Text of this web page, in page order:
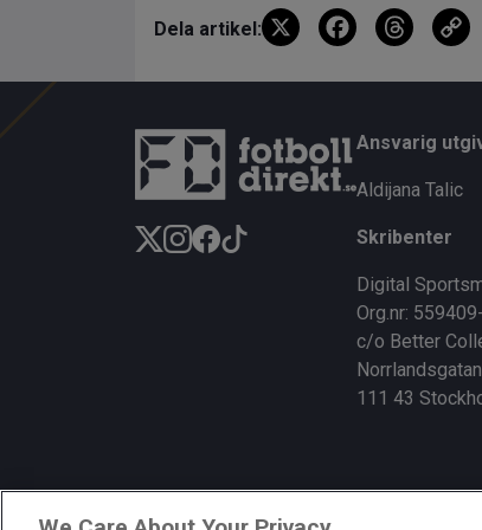
Dela artikel: X
F
b
o
k
T
a
d
Ansvarig
Aldijana Talic
Skribenter
Digital
Org.nr:
c/o Better
111 43